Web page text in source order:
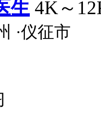
生 4K～
·仪征市